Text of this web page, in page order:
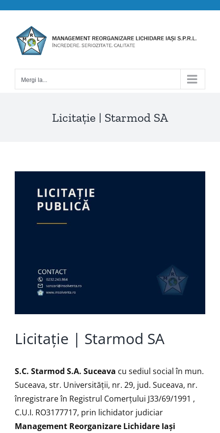
content
Mergi la...
Licitație | Starmod SA
Larger
Licitație | Starmod SA
S.C. Starmod S.A. Suceava cu sediul social în mun.
Suceava, str. Universității, nr. 29, jud. Suceava, nr.
înregistrare în Registrul Comerţului J33/69/1991 ,
C.U.I. RO3177717, prin lichidator judiciar
Management Reorganizare Lichidare Iaşi